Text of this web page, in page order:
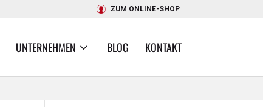
ZUM ONLINE-SHOP
UNTERNEHMEN BLOG KONTAKT